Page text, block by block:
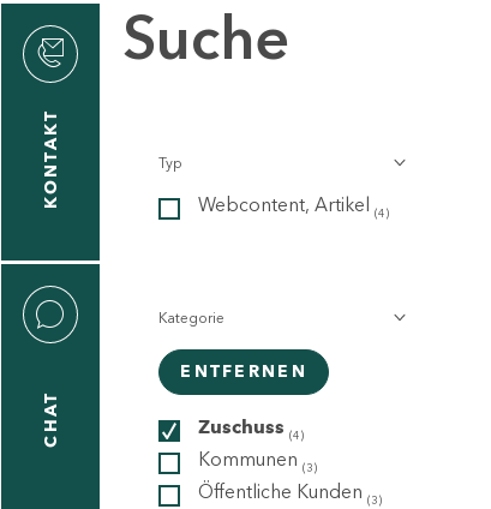
KONTAKT
CHAT
Suche
Typ
Webcontent, Artikel (4)
Kategorie
ENTFERNEN
Zuschuss (4)
Kommunen (3)
Öffentliche Kunden (3)